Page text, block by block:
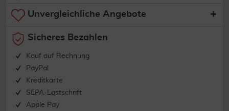
Unvergleichliche Angebote
Sicheres Bezahlen
Kauf auf Rechnung
PayPal
Kreditkarte
SEPA-Lastschrift
Apple Pay